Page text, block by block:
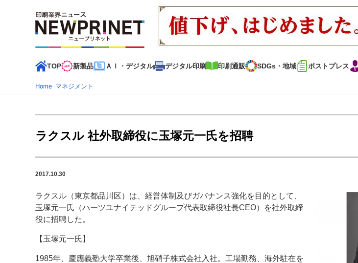
TOP 新製品 ＡＩ・デジタル デジタル印刷 印刷通販 SDGs・地域 ポストプレス
インデックス
TOP 新着記事 特集記事 動画コンテンツ インタビュー コレクション
カテゴリー一覧
新商品 新製品 ＡＩ・デジタル デジタル印刷 印刷通販 SDGs・地域 ポストプレス ビジ
特集記事カテゴリー一覧
2022 見える化・MIS特集 特集・デジタル印刷 アイデアで勝負！ ～多様なビジネス・多彩な商材～
特集・デジタル印刷 ～ 新成長軌道を描く
案内
発刊案内 JFPI印刷用語集 印刷機材年鑑
Home–マネジメント
ラクスル 社外取締役に玉塚元一氏を招聘
2017.10.30
ラクスル（東京都品川区）は、経営体制及びガバナンス強化を目的として、
玉塚元一氏（ハーツユナイテッドグループ代表取締役社長CEO）を社外取締
役に招聘した。
【玉塚元一氏】
1985年、慶應義塾大学卒業後、旭硝子株式会社入社。工場勤務、海外駐在を